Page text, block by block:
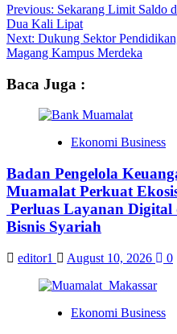
Post
navigation
Previous: Sekarang Limit Saldo
Dua Kali Lipat
Next: Dukung Sektor
Magang Kampus Merdeka
Baca Juga :
Ekonomi Business
Badan Pengelola
Muamalat Perkuat
Perluas Layanan
Bisnis Syariah
editor1 August 10, 2026 0
Ekonomi Business